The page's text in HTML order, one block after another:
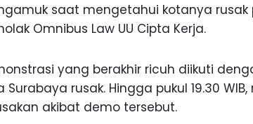
saat mengetahui kotanya
Omnibus Law UU Cipta Kerja.
yang berakhir ricuh diikuti
Surabaya rusak. Hingga pukul 19.30
akibat demo tersebut.